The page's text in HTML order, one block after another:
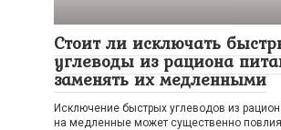
Стоит ли исключать
углеводы из рациона
заменять их медленными
Исключение быстрых углеводов из
на медленные может существенно